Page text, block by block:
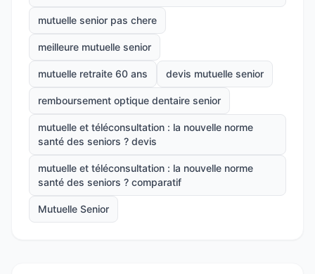
mutuelle senior pas chere
meilleure mutuelle senior
mutuelle retraite 60 ans devis mutuelle senior
remboursement optique dentaire senior
mutuelle et téléconsultation : la nouvelle norme
santé des seniors ? devis
mutuelle et téléconsultation : la nouvelle norme
santé des seniors ? comparatif
Mutuelle Senior